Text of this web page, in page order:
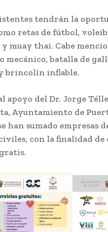
tendrán la
retas de fútbol,
muay thai. Cabe
batalla de
brincolín inflable.
apoyo del Dr. Jorge
Ayuntamiento de
han sumado empresas
con la finalidad
gratis.